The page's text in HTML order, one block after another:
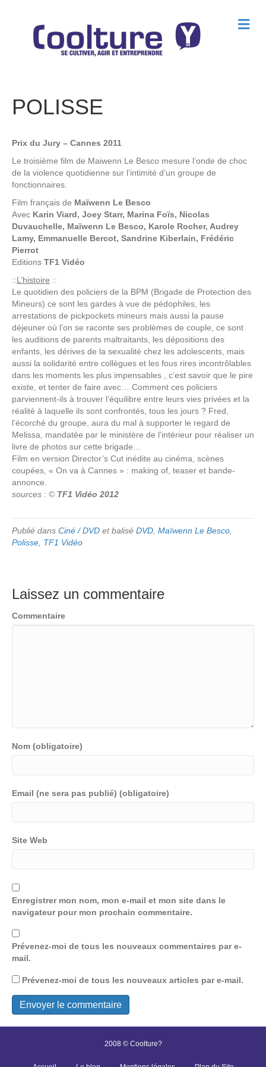
M
e
POLISSE
Prix du Jury – Cannes 2011
Le troisième film de Maiwenn Le Besco mesure l’onde de choc
de la violence quotidienne sur l’intimité d’un groupe de
fonctionnaires.
Film français de Maïwenn Le Besco
Avec Karin Viard, Joey Starr, Marina Foïs, Nicolas
Duvauchelle, Maïwenn Le Besco, Karole Rocher, Audrey
Lamy, Emmanuelle Bercot, Sandrine Kiberlain, Frédéric
Pierrot
Editions TF1 Vidéo
::L’histoire ::
Le quotidien des policiers de la BPM (Brigade de Protection des
Mineurs) ce sont les gardes à vue de pédophiles, les
arrestations de pickpockets mineurs mais aussi la pause
déjeuner où l’on se raconte ses problèmes de couple, ce sont
les auditions de parents maltraitants, les dépositions des
enfants, les dérives de la sexualité chez les adolescents, mais
aussi la solidarité entre collègues et les fous rires incontrôlables
dans les moments les plus impensables , c’est savoir que le pire
existe, et tenter de faire avec… Comment ces policiers
parviennent-ils à trouver l’équilibre entre leurs vies privées et la
réalité à laquelle ils sont confrontés, tous les jours ? Fred,
l’écorché du groupe, aura du mal à supporter le regard de
Melissa, mandatée par le ministère de l’intérieur pour réaliser un
livre de photos sur cette brigade…
Film en version Director’s Cut inédite au cinéma, scènes
coupées, « On va à Cannes » : making of, teaser et bande-
annonce.
sources : © TF1 Vidéo 2012
Publié dans Ciné / DVD et balisé DVD Maïwenn Le Besco
Polisse TF1 Vidéo
Laissez un commentaire
Commentaire
Nom (obligatoire)
Email (ne sera pas publié) (obligatoire)
Site Web
Enregistrer mon nom, mon e-mail et mon site dans le
navigateur pour mon prochain commentaire.
Prévenez-moi de tous les nouveaux commentaires par e-
mail.
Prévenez-moi de tous les nouveaux articles par e-mail.
2008 © Coolture?